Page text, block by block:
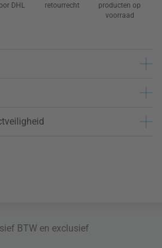
DHL
retourrecht
producten op
voorraad
BTW en exclusief